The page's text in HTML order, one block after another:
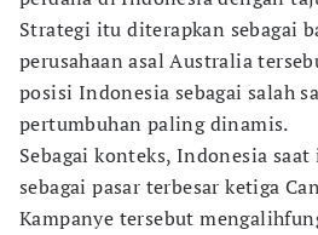
Strategi itu diterapkan sebagai
perusahaan asal Australia
posisi Indonesia sebagai salah
pertumbuhan paling dinamis.
Sebagai konteks, Indonesia
sebagai pasar terbesar ketiga
Kampanye tersebut